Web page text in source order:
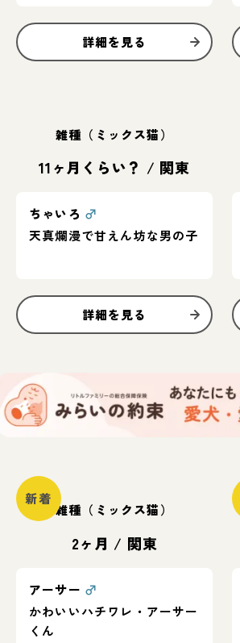
詳細を見る
雑種（ミックス猫）
11ヶ月くらい？ / 関東
ちゃいろ ♂
天真爛漫で甘えん坊な男の子
詳細を見る
新着
雑種（ミックス猫）
2ヶ月 / 関東
アーサー ♂
かわいいハチワレ・アーサー
くん